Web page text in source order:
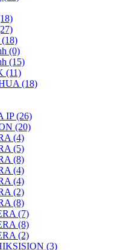
(0)
(15)
(11)
(18)
IP (26)
(20)
(4)
(5)
(8)
(4)
(4)
(2)
(8)
(7)
(8)
(2)
(3)